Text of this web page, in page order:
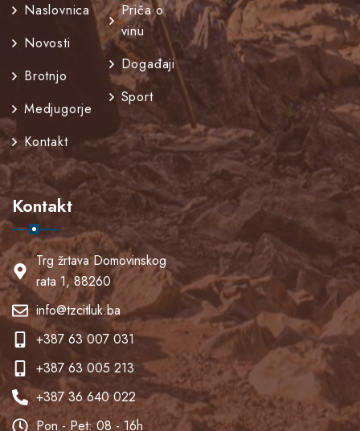
Naslovnica
Novosti
Brotnjo
Medjugorje
Kontakt
Priča o
vinu
Događaji
Sport
Kontakt
Trg žrtava Domovinskog
rata 1, 88260
info@tzcitluk.ba
+387 63 007 031
+387 63 005 213
+387 36 640 022
Pon - Pet: 08 - 16h